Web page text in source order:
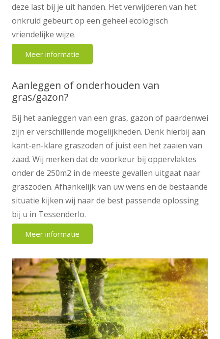
deze last bij je uit handen. Het verwijderen van het
onkruid gebeurt op een geheel ecologisch
vriendelijke wijze.
Meer informatie
Aanleggen of onderhouden van
gras/gazon?
Bij het aanleggen van een gras, gazon of paardenwei
zijn er verschillende mogelijkheden. Denk hierbij aan
kant-en-klare graszoden of juist een het zaaien van
zaad. Wij merken dat de voorkeur bij oppervlaktes
onder de 250m2 in de meeste gevallen uitgaat naar
graszoden. Afhankelijk van uw wens en de bestaande
situatie kijken wij naar de best passende oplossing
bij u in Tessenderlo.
Meer informatie